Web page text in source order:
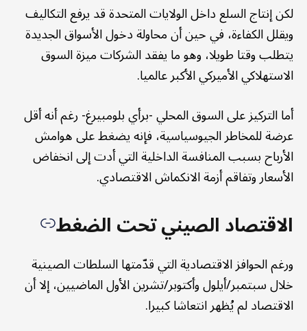
لكن إنتاج السلع داخل الولايات المتحدة قد يرفع التكاليف
ويقلل الكفاءة، في حين أن محاولة دخول الأسواق الجديدة
يتطلب وقتا طويلا، وهو ما يفقد الشركات ميزة السوق
الاستهلاكي الأميركي الأكبر عالميا.
أما التركيز على السوق المحلي -برأي بلومبيرغ- رغم أنه أقل
عرضة للمخاطر الجيوسياسية، فإنه يضغط على هوامش
الأرباح بسبب المنافسة الداخلية التي أدت إلى انخفاض
الأسعار وتفاقم أزمة الانكماش الاقتصادي.
الاقتصاد الصيني تحت الضغط
ورغم الحوافز الاقتصادية التي قدّمتها السلطات الصينية
خلال سبتمبر/أيلول وأكتوبر/تشرين الأول الماضيين، إلا أن
الاقتصاد لم يُظهر انتعاشا كبيرا.